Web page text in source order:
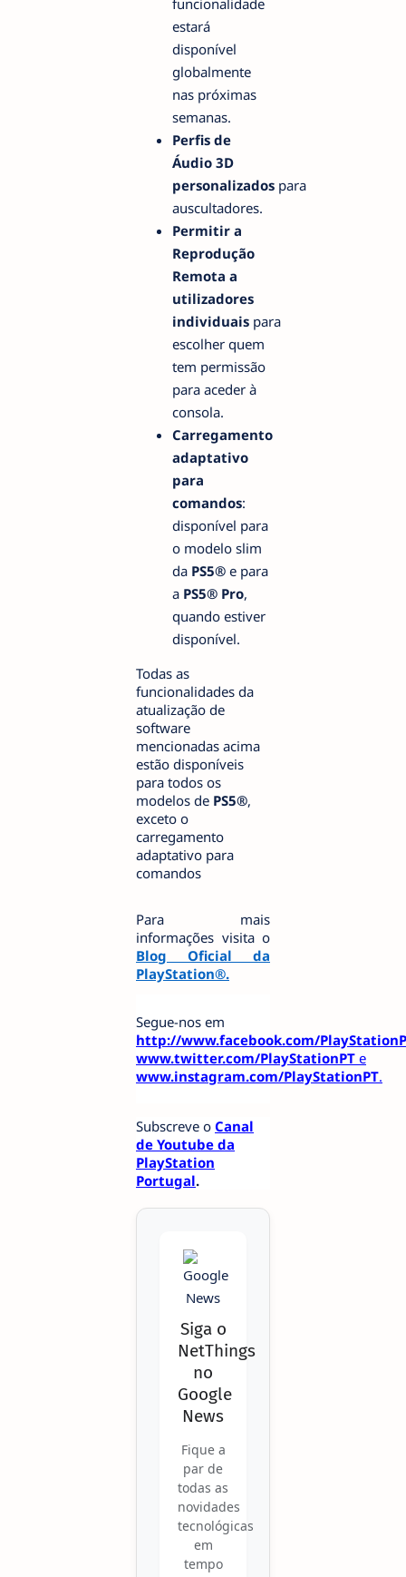
funcionalidade
estará
disponível
globalmente
nas próximas
semanas.
Perfis de
Áudio 3D
personalizados para
auscultadores.
Permitir a
Reprodução
Remota a
utilizadores
individuais para
escolher quem
tem permissão
para aceder à
consola.
Carregamento
adaptativo
para
comandos:
disponível para
o modelo slim
da PS5® e para
a PS5® Pro,
quando estiver
disponível.
Todas as
funcionalidades da
atualização de
software
mencionadas acima
estão disponíveis
para todos os
modelos de PS5®,
exceto o
carregamento
adaptativo para
comandos
Para mais
informações visita o
Blog Oficial da
PlayStation®.
Segue-nos em
http://www.facebook.com/
www.twitter.com/PlayStationPT e
www.instagram.com/PlayStationPT.
Subscreve o Canal
de Youtube da
PlayStation
Portugal.
Siga o
NetThings
no
Google
News
Fique a
par de
todas as
novidades
tecnológicas
em
tempo